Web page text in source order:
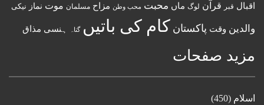
اقبال قبر قرآن لوگ ماں محبت محب وطن مزاح مسلمان موت نماز نیکی
والدین وقت پاکستان کام کی باتیں گناہ ہنسی مذاق
مزید صفحات
اسلام (450)